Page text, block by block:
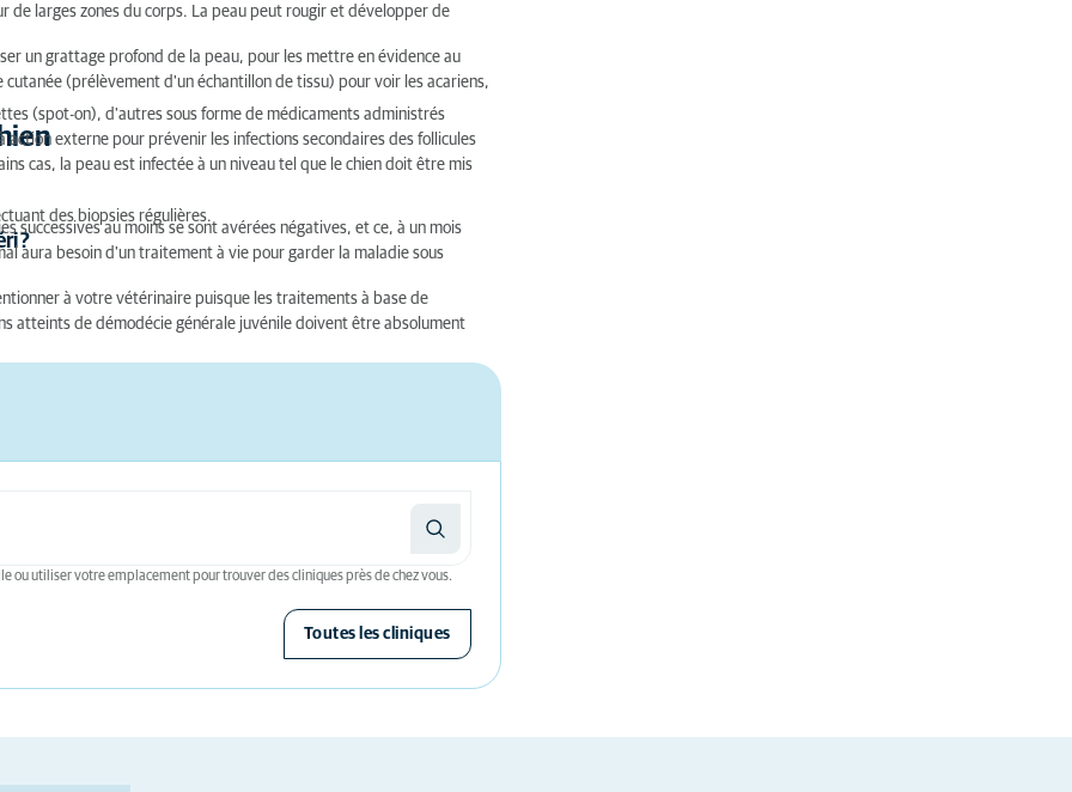
de larges zones du corps. La peau peut rougir et développer de
un grattage profond de la peau, pour les mettre en évidence au
(prélèvement d'un échantillon de tissu) pour voir les acariens,
(spot-on), d'autres sous forme de médicaments administrés
externe pour prévenir les infections secondaires des follicules
cas, la peau est infectée à un niveau tel que le chien doit être mis
des biopsies régulières.
?
successives au moins se sont avérées négatives, et ce, à un mois
aura besoin d'un traitement à vie pour garder la maladie sous
à votre vétérinaire puisque les traitements à base de
atteints de démodécie générale juvénile doivent être absolument
ou utiliser votre emplacement pour trouver des cliniques près de chez vous.
Toutes les cliniques